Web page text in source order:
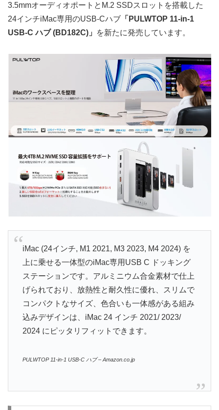
3.5mmオーディオポートとM.2 SSDスロットを搭載した
24インチiMac専用のUSB-Cハブ 「PULWTOP 11-in-1
USB-C ハブ (BD182C)」
を新たに発売しています。
iMac (24インチ, M1 2021, M3 2023, M4 2024) を
上に乗せる一体型のiMac専用USB C ドッキング
ステーションです。アルミニウム合金素材で仕上
げられており、放熱性と耐久性に優れ、スリムで
コンパクトなサイズ、色合いも一体感がある組み
込みデザインは、iMac 24 インチ 2021/ 2023/
2024 にピッタリフィットできます。
PULWTOP 11-in-1 USB-C ハブ – Amazon.co.jp